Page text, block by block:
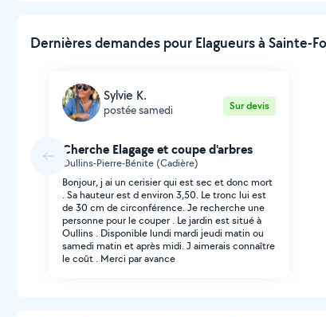
Dernières demandes pour Elagueurs à Sainte-
Sylvie K.
postée samedi Sur devis
Cherche Elagage et coupe d'arbres
Oullins-Pierre-Bénite (Cadière)
Bonjour, j ai un cerisier qui est sec et donc mort
. Sa hauteur est d environ 3,50. Le tronc lui est
de 30 cm de circonférence. Je recherche une
personne pour le couper . Le jardin est situé à
Oullins . Disponible lundi mardi jeudi matin ou
samedi matin et après midi. J aimerais connaître
le coût . Merci par avance